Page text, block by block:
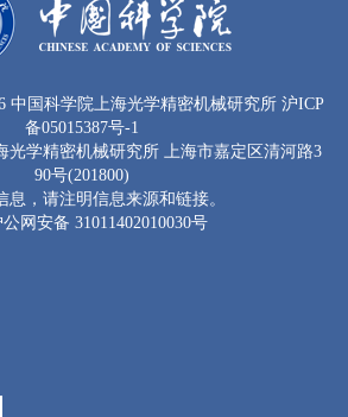
中国科学院上海光学精密机械研究所 沪ICP
备05015387号-1
光学精密机械研究所 上海市嘉定区清河路3
90号(201800)
息，请注明信息来源和链接。
网安备 31011402010030号